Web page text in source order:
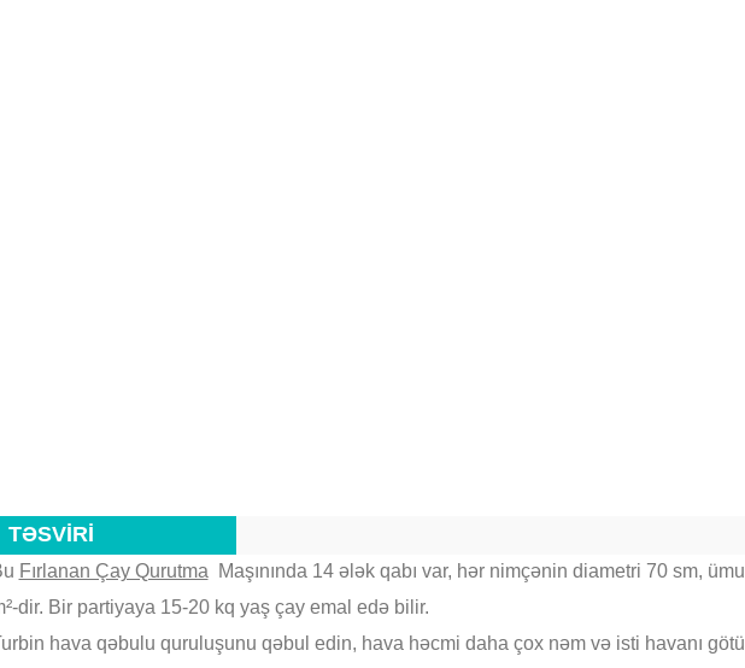
TƏSVİRİ
Fırlanan Çay QurutmaMaşınında 14 ələk qabı var, hər nimçənin diametri 70 sm,
dir. Bir partiyaya 15-20 kq yaş çay emal edə bilir.
hava qəbulu quruluşunu qəbul edin, hava həcmi daha çox nəm və isti havanı